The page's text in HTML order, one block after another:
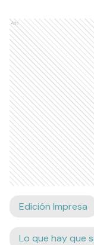
Ads
Edición Impresa
Lo que hay que